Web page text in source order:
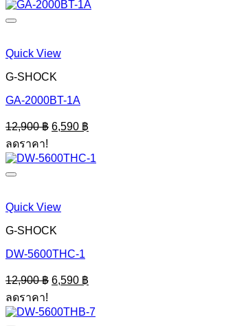
12,900 ฿.6,590 ฿.
Quick View
G-SHOCK
GA-2000BT-1A
12,900฿ Original
price
12,900 ฿.
6,590 ฿
price
6,590 ฿.
ลดราคา!
Quick View
G-SHOCK
DW-5600THC-1
12,900฿ Original
price
12,900 ฿.
6,590 ฿
price
6,590 ฿.
ลดราคา!